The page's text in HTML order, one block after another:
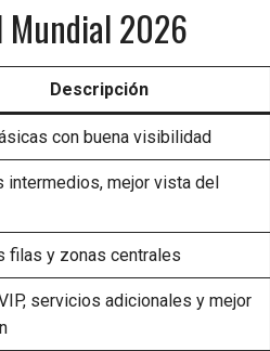
Mundial 2026
Descripción
con buena visibilidad
intermedios, mejor vista del
filas y zonas centrales
servicios adicionales y mejor